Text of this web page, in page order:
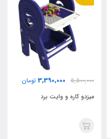
5,500,000
3,390,000 تومان
میزدو کاره و وایت برد